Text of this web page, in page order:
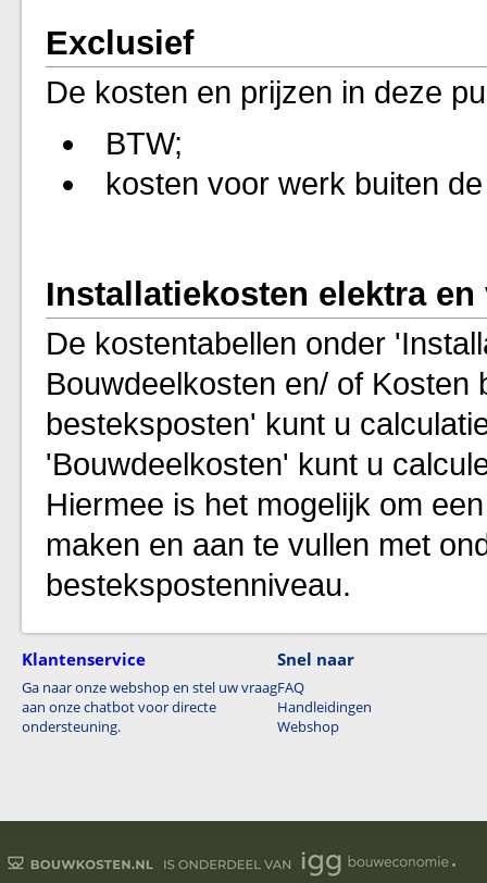
Exclusief
De kosten en prijzen in deze
BTW;
kosten voor werk buiten
Installatiekosten elektra
De kostentabellen onder
Bouwdeelkosten en/ of
besteksposten' kunt u
'Bouwdeelkosten' kunt u
Hiermee is het mogelijk om
maken en aan te vullen met
bestekspostenniveau.
Klantenservice
Ga naar onze webshop en stel uw vraag
aan onze chatbot voor directe
ondersteuning.
Snel naar
FAQ
Handleidingen
Webshop